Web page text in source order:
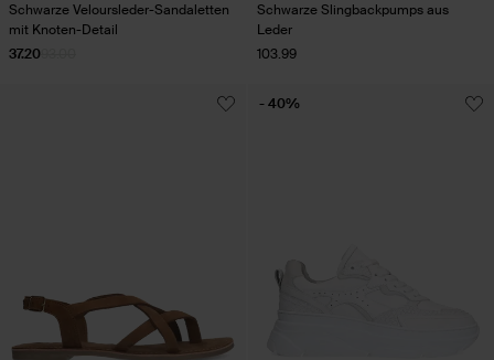
Schwarze Veloursleder-Sandaletten
mit Knoten-Detail
37.20
Schwarze Slingbackpumps aus
Leder
103.99
- 40%